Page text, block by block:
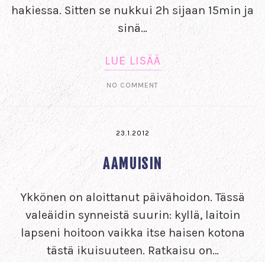
hakiessa. Sitten se nukkui 2h sijaan 15min ja
sinä…
LUE LISÄÄ
NO COMMENT
23.1.2012
AAMUISIN
Ykkönen on aloittanut päivähoidon. Tässä
valeäidin synneistä suurin: kyllä, laitoin
lapseni hoitoon vaikka itse haisen kotona
tästä ikuisuuteen. Ratkaisu on…